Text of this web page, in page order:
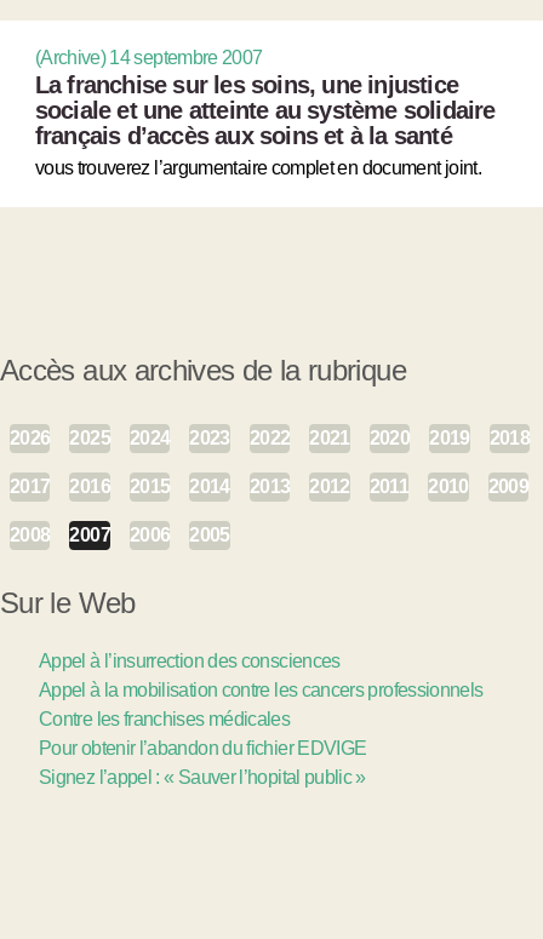
(Archive) 14 septembre 2007
La franchise sur les soins, une injustice
sociale et une atteinte au système solidaire
français d’accès aux soins et à la santé
vous trouverez l’argumentaire complet en document joint.
Accès aux archives de la rubrique
2026 2025 2024 2023 2022 2021 2020 2019 2018
2017 2016 2015 2014 2013 2012 2011 2010 2009
2008 2007 2006 2005
Sur le Web
Appel à l’insurrection des consciences
Appel à la mobilisation contre les cancers professionnels
Contre les franchises médicales
Pour obtenir l’abandon du fichier EDVIGE
Signez l’appel : « Sauver l’hopital public »